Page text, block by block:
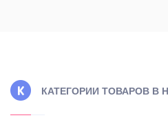
КАТЕГОРИИ ТОВАРОВ В